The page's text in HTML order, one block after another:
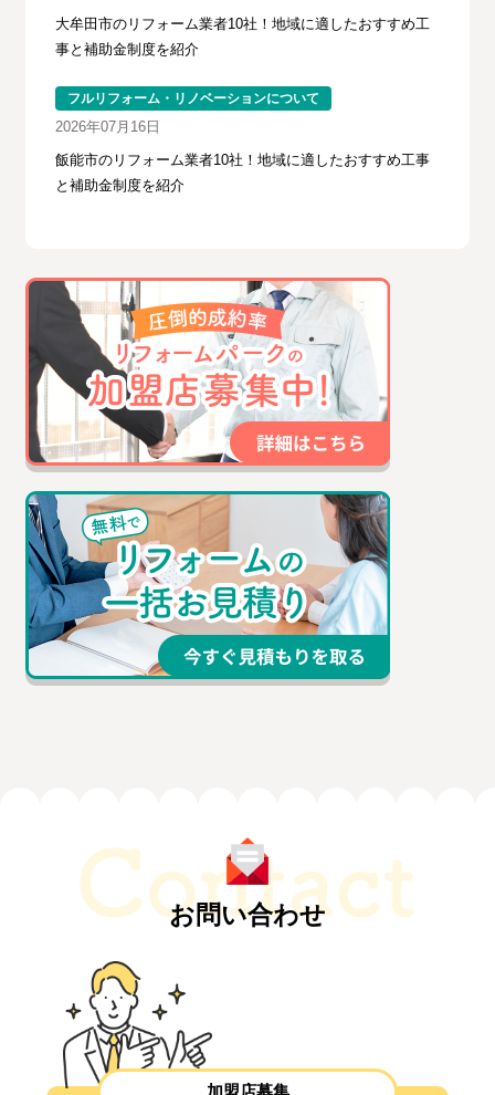
大牟田市のリフォーム業者10社！地域に適したおすすめ工
事と補助金制度を紹介
フルリフォーム・リノベーションについて
2026年07月16日
飯能市のリフォーム業者10社！地域に適したおすすめ工事
と補助金制度を紹介
お問い合わせ